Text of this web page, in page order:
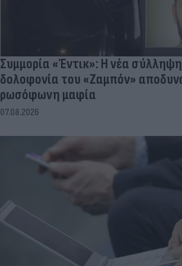
Συμμορία «Έντικ»: Η νέα
δολοφονία του «Ζαμπόν»
ρωσόφωνη μαφία
07.08.2026